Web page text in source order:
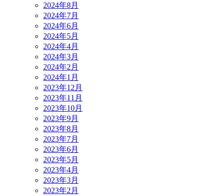
2024年8月
2024年7月
2024年6月
2024年5月
2024年4月
2024年3月
2024年2月
2024年1月
2023年12月
2023年11月
2023年10月
2023年9月
2023年8月
2023年7月
2023年6月
2023年5月
2023年4月
2023年3月
2023年2月